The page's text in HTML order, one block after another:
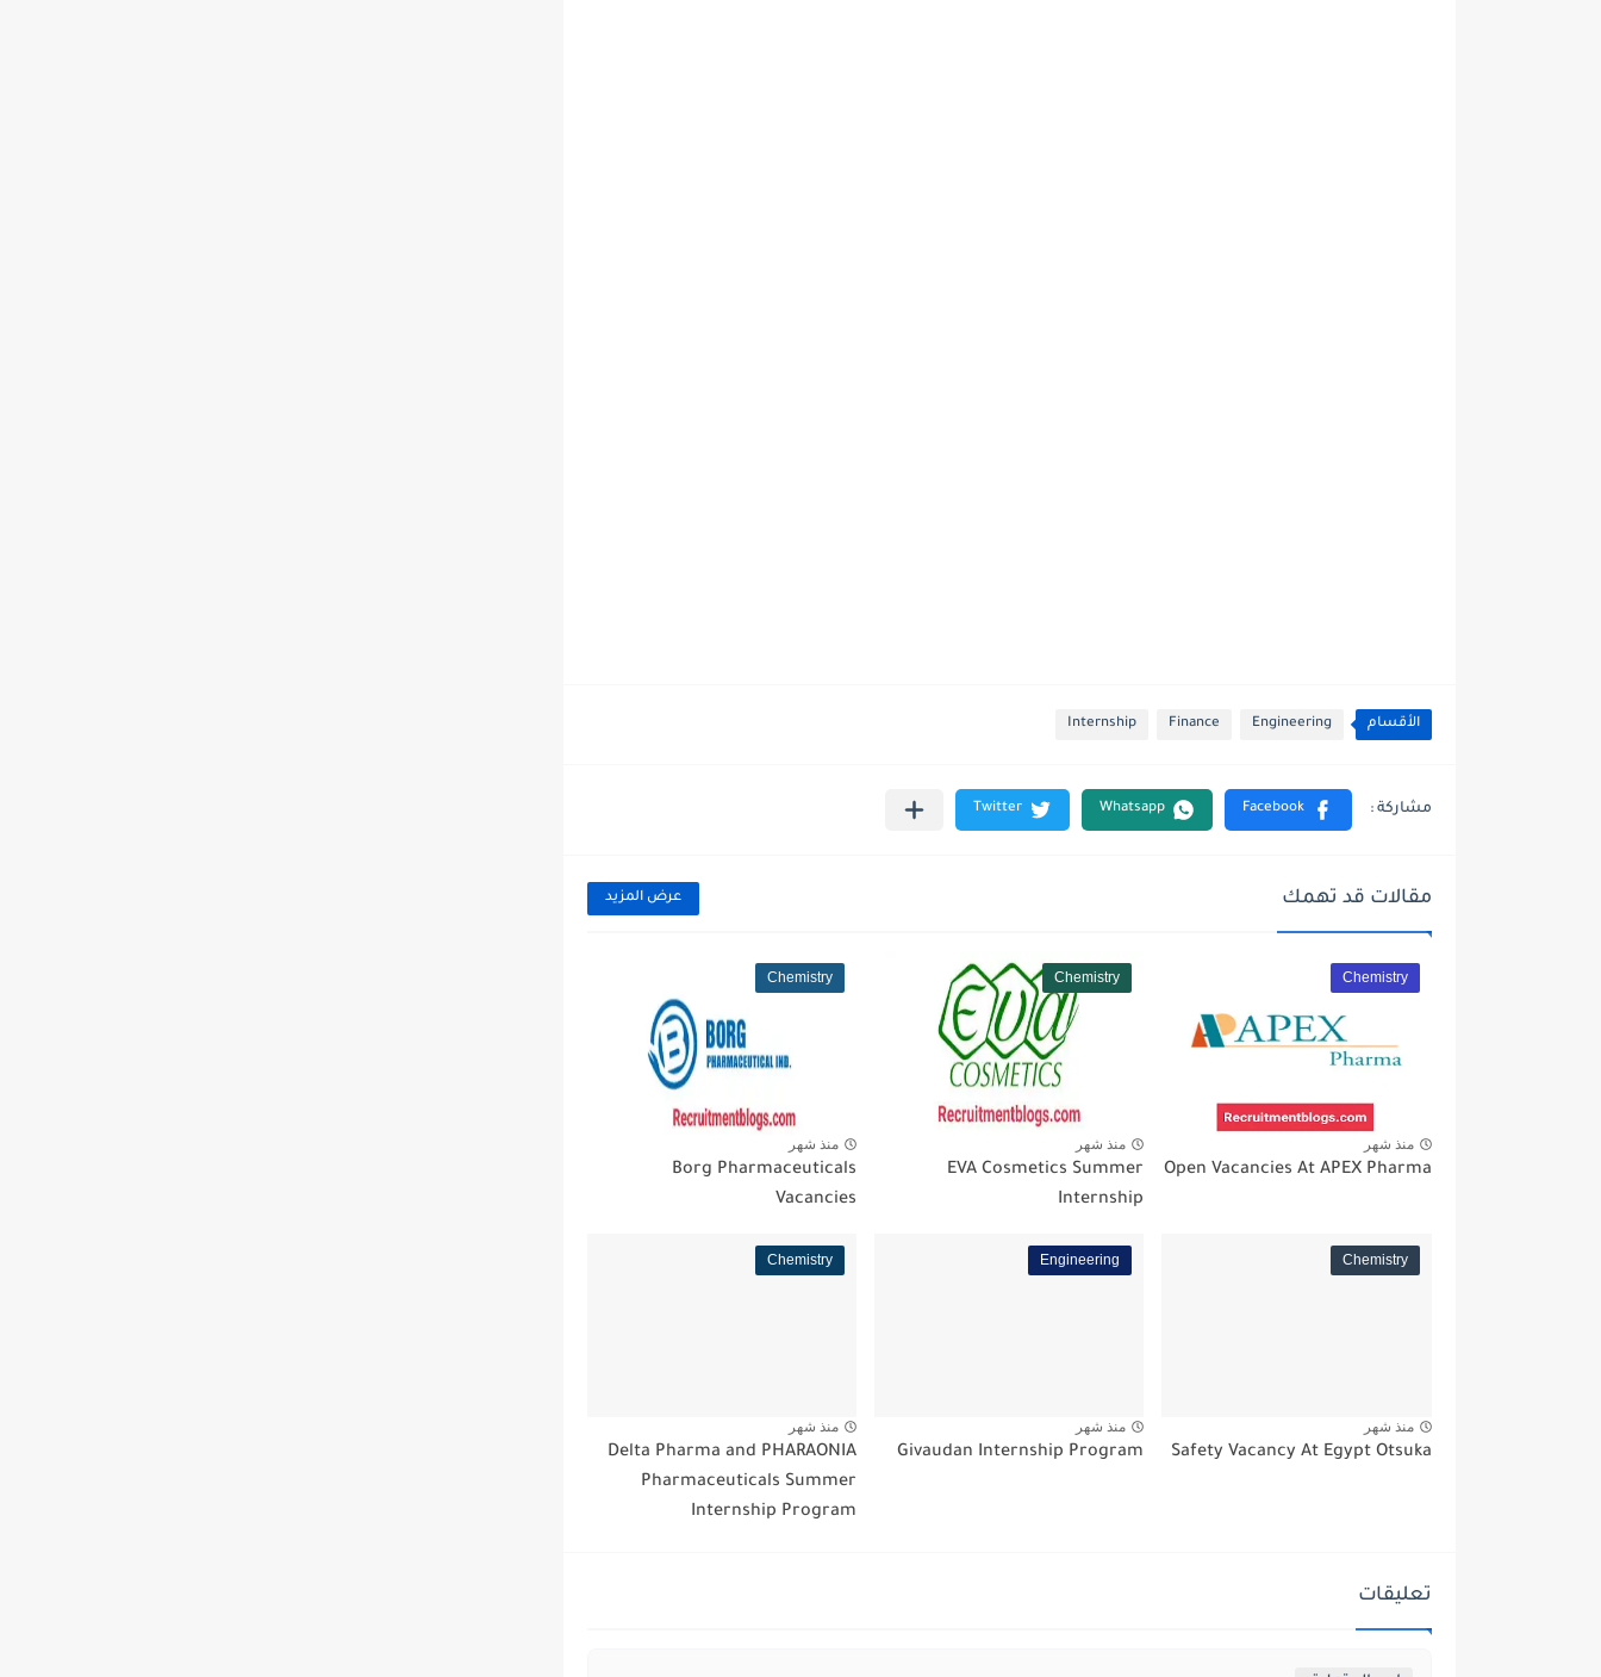
الأقسام Engineering
Finance
Internship
مقالات قد تهمك عرض المزيد
Chemistry
منذ شهر
Open Vacancies At APEX Pharma
Chemistry
منذ شهر
EVA Cosmetics Summer
Internship
Chemistry
منذ شهر
Borg Pharmaceuticals
Vacancies
Chemistry
منذ شهر
Safety Vacancy At Egypt Otsuka
Engineering
منذ شهر
Givaudan Internship Program
Chemistry
منذ شهر
Delta Pharma and PHARAONIA
Pharmaceuticals Summer
Internship Program
تعليقات